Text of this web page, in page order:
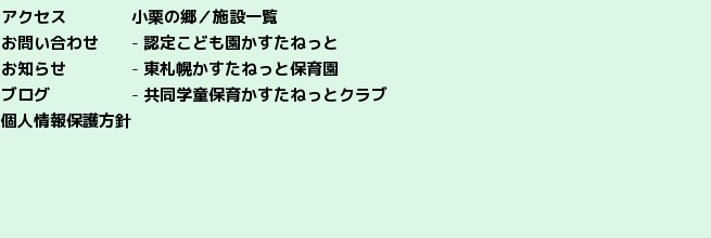
アクセス
お問い合わせ
お知らせ
ブログ
個人情報保護方針
小栗の郷／施設一覧
- 認定こども園かすたねっと
- 東札幌かすたねっと保育園
- 共同学童保育かすたねっとクラブ